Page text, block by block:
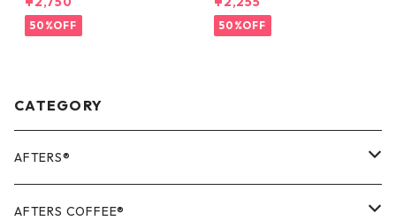
50%OFF 50%OFF
CATEGORY
AFTERS®️
OUTER
AFTERS COFFEE®️